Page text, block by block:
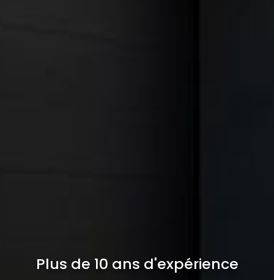
Plus de 10 ans d'expérience